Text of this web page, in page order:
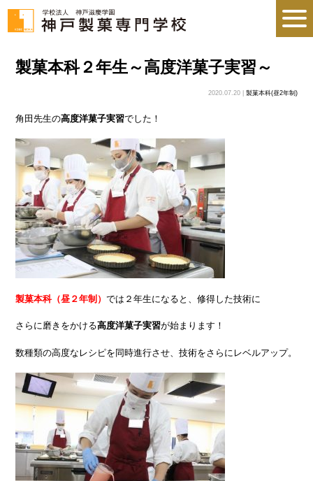
製菓本科２年生～高度洋菓子実習～
2020.07.20 | 製菓本科(昼2年制)
角田先生の高度洋菓子実習でした！
製菓本科（昼２年制）では２年生になると、修得した技術に
さらに磨きをかける高度洋菓子実習が始まります！
数種類の高度なレシピを同時進行させ、技術をさらにレベルアップ。